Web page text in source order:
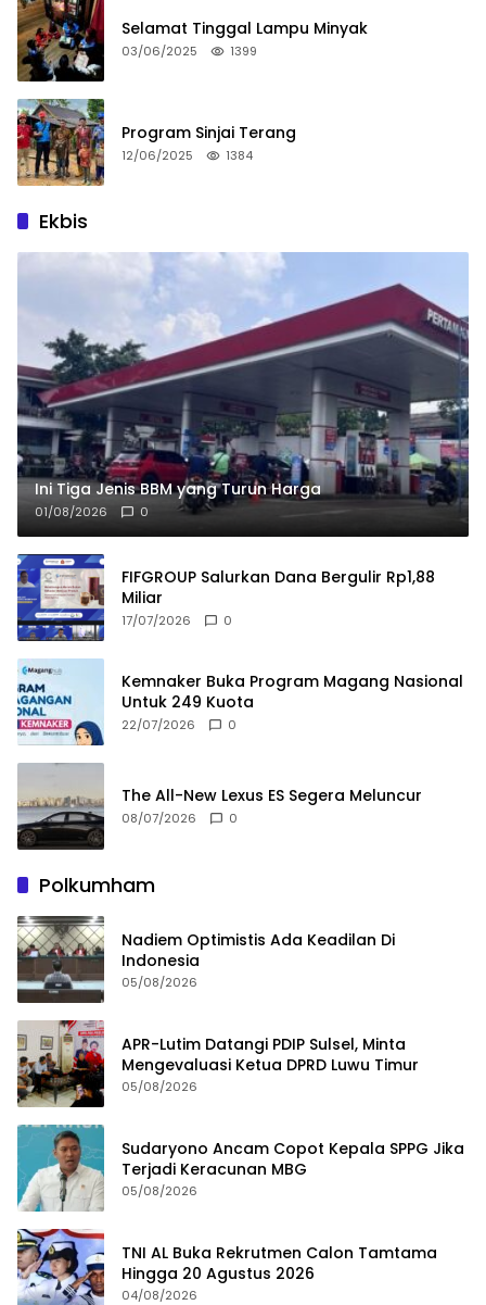
Selamat Tinggal Lampu Minyak
03/06/2025 1399
Program Sinjai Terang
12/06/2025 1384
Ekbis
Ini Tiga Jenis BBM yang Turun Harga
01/08/2026 0
FIFGROUP Salurkan Dana Bergulir Rp1,88
Miliar
17/07/2026 0
Kemnaker Buka Program Magang Nasional
Untuk 249 Kuota
22/07/2026 0
The All-New Lexus ES Segera Meluncur
08/07/2026 0
Polkumham
Nadiem Optimistis Ada Keadilan Di
Indonesia
05/08/2026
APR-Lutim Datangi PDIP Sulsel, Minta
Mengevaluasi Ketua DPRD Luwu Timur
05/08/2026
Sudaryono Ancam Copot Kepala SPPG Jika
Terjadi Keracunan MBG
05/08/2026
TNI AL Buka Rekrutmen Calon Tamtama
Hingga 20 Agustus 2026
04/08/2026